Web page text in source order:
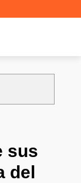
sus
del